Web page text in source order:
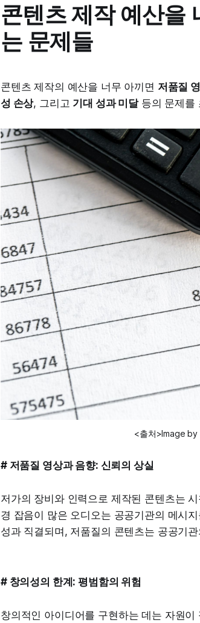
콘텐츠 제작 예산을
는 문제들
콘텐츠 제작의 예산을 너무 아끼면 저품질
성 손상, 그리고 기대 성과 미달등의 문제를
<출처>Image
# 저품질 영상과 음향: 신뢰의 상실
저가의 장비와 인력으로 제작된 콘텐츠는
경 잡음이 많은 오디오는 공공기관의 메시
성과 직결되며, 저품질의 콘텐츠는 공공기
# 창의성의 한계: 평범함의 위험
창의적인 아이디어를 구현하는 데는 자원